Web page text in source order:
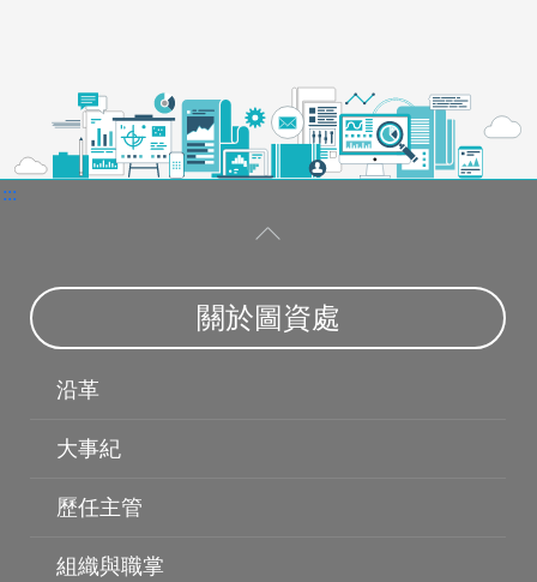
:::
關於圖資處
沿革
大事紀
歷任主管
組織與職掌